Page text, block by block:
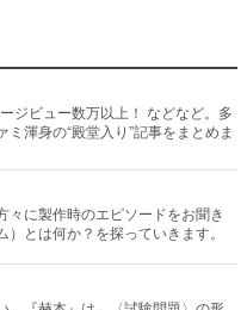
ジビュー数万以上！ などなど。多
渾身の“殿堂入り”記事をまとめま
々に製作時のエピソードをお聞き
とは何か？を探っていきます。